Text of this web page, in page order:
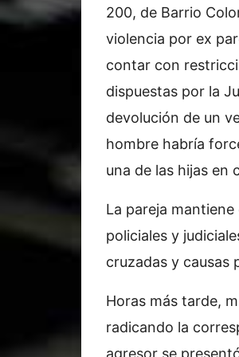
200, de Barrio
violencia por ex
contar con
dispuestas por la
devolución de un
hombre habría
una de las hijas en
La pareja
policiales y
cruzadas y causas
Horas más tarde,
radicando la
agresor se